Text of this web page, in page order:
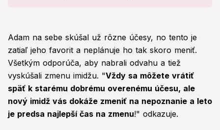
Adam na sebe skúšal už rôzne účesy, no tento je
zatiaľ jeho favorit a neplánuje ho tak skoro meniť.
Všetkým odporúča, aby nabrali odvahu a tiež
vyskúšali zmenu imidžu. "Vždy sa môžete vrátiť
späť k starému dobrému overenému účesu, ale
nový imidž vás dokáže zmeniť na nepoznanie a leto
je predsa najlepší čas na zmenu!" odkazuje.